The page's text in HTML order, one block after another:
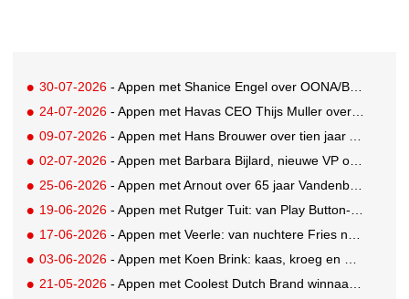
30-07-2026 - Appen met Shanice Engel over OONA/BAAS' Human Influence Paper
24-07-2026 - Appen met Havas CEO Thijs Muller over de overname van SportVibes
09-07-2026 - Appen met Hans Brouwer over tien jaar A'DAM Toren
02-07-2026 - Appen met Barbara Bijlard, nieuwe VP of Clients bij DEPT
25-06-2026 - Appen met Arnout over 65 jaar Vandenbusken
19-06-2026 - Appen met Rutger Tuit: van Play Button-parkeerplaats tot Grand Prix-stem
17-06-2026 - Appen met Veerle: van nuchtere Fries naar Cannes-correspondent
03-06-2026 - Appen met Koen Brink: kaas, kroeg en Oranjegekte
21-05-2026 - Appen met Coolest Dutch Brand winnaar Caroline van Turennout (Zeeman)